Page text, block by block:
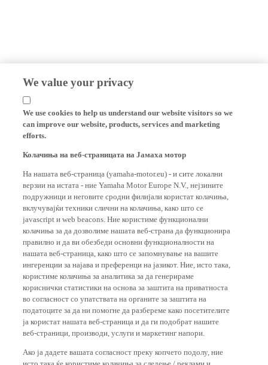
We value your privacy
We use cookies to help us understand our website visitors so we
can improve our website, products, services and marketing
efforts.
Колачиња на веб-страницата на Јамаха мотор
На нашата веб-страница (yamaha-motor.eu) - и сите локални
верзии на истата - ние Yamaha Motor Europe N.V., нејзините
подружници и неговите сродни филијали користат колачиња,
вклучувајќи техники слични на колачиња, како што се
javascript и web beacons. Ние користиме функционални
колачиња за да дозволиме нашата веб-страна да функционира
правилно и да ви обезбеди основни функционалности на
нашата веб-страница, како што се запомнување на вашите
ингеренции за најава и преференци на јазикот. Ние, исто така,
користиме колачиња за аналитика за да генерираме
кориснички статистики на основа за заштита на приватноста
во согласност со упатствата на органите за заштита на
податоците за да ни помогне да разбереме како посетителите
ја користат нашата веб-страница и да ги подобрат нашите
веб-страници, производи, услуги и маркетинг напори.
Ако ја дадете вашата согласност преку копчето подолу, ние
исто така ќе користиме колачиња за следење / реклами и